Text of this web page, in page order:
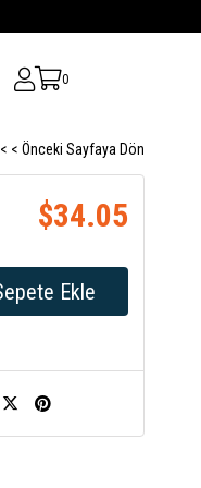
0
< < Önceki Sayfaya Dön
$34.05